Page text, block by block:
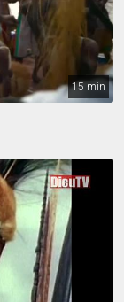
15 min